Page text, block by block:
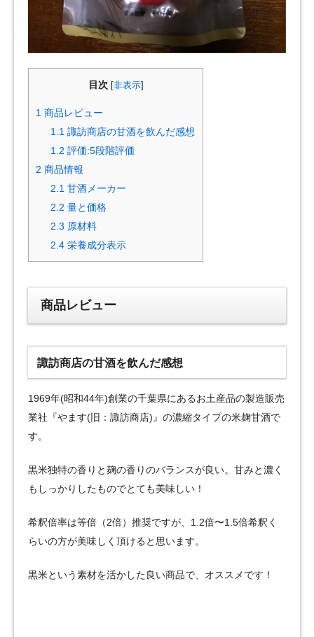
目次 非表示]
1 商品レビュー
1.1 諏訪商店の甘酒を飲んだ感想
1.2 評価:5段階評価
2 商品情報
2.1 甘酒メーカー
2.2 量と価格
2.3 原材料
2.4 栄養成分表示
商品レビュー
諏訪商店の甘酒を飲んだ感想
1969年(昭和44年)創業の千葉県にあるお土産品の製造販売
業社『やます(旧：諏訪商店)』の濃縮タイプの米麹甘酒で
す。
黒米独特の香りと麹の香りのバランスが良い。甘みと濃く
もしっかりしたものでとても美味しい！
希釈倍率は等倍（2倍）推奨ですが、1.2倍〜1.5倍希釈く
らいの方が美味しく頂けると思います。
黒米という素材を活かした良い商品で、オススメです！